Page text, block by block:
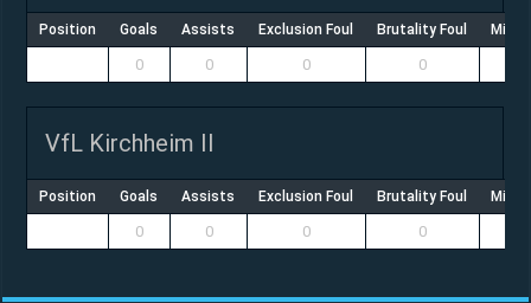
Position Goals Assists Exclusion Foul Brutality Foul
0 0 0 0
VfL Kirchheim II
Position Goals Assists Exclusion Foul Brutality Foul
0 0 0 0